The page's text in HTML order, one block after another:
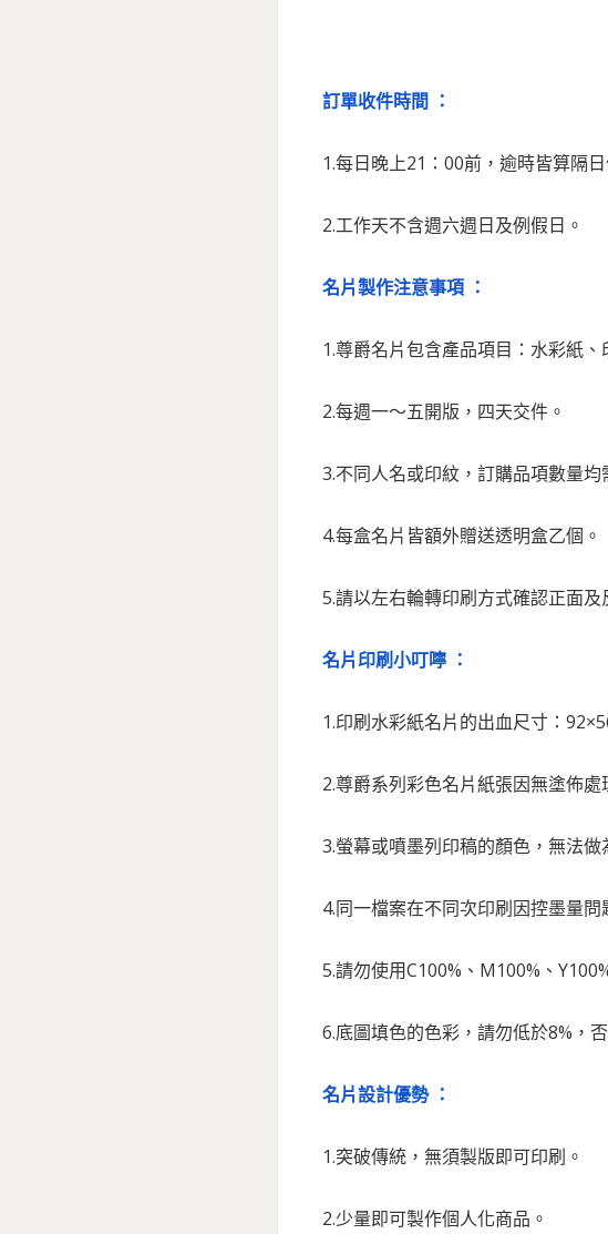
訂單收件時間 ：
1.每日晚上21：00前，逾時皆算隔日
2.工作天不含週六週日及例假日。
名片製作注意事項 ：
1.尊爵名片包含產品項目：水彩紙
2.每週一～五開版，四天交件。
3.不同人名或印紋，訂購品項數量
4.每盒名片皆額外贈送透明盒乙個。
5.請以左右輪轉印刷方式確認正面及
名片印刷小叮嚀 ：
1.印刷水彩紙名片的出血尺寸：
2.尊爵系列彩色名片紙張因無塗佈
3.螢幕或噴墨列印稿的顏色，無法
4.同一檔案在不同次印刷因控墨量
5.請勿使用C100%、M100%、
6.底圖填色的色彩，請勿低於8%，
名片設計優勢 ：
1.突破傳統，無須製版即可印刷。
2.少量即可製作個人化商品。